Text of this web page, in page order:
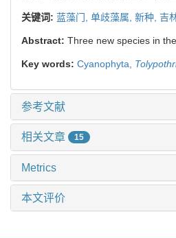
关键词: 蓝藻门, 单歧藻属, 新种, 吉
Abstract: Three new species in
Key words: Cyanophyta,
参考文献
相关文章 15
Metrics
本文评价